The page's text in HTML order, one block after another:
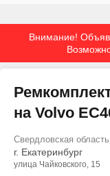
Внимание!
на Volvo
Свердловская область
г. Екатеринбург
улица Чайковского, 15